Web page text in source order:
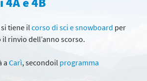
tiene ilcorso di sci e snowboard per
il rinvio dell’anno scorso.
a Carì, secondoil programma